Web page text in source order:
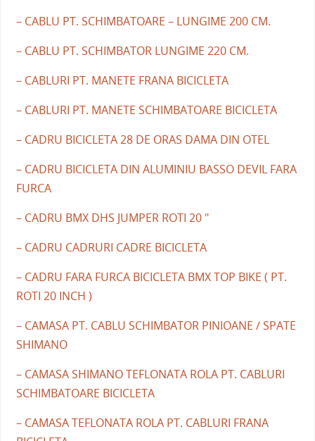
– CABLU PT. SCHIMBATOARE – LUNGIME 200 CM.
– CABLU PT. SCHIMBATOR LUNGIME 220 CM.
– CABLURI PT. MANETE FRANA BICICLETA
– CABLURI PT. MANETE SCHIMBATOARE BICICLETA
– CADRU BICICLETA 28 DE ORAS DAMA DIN OTEL
– CADRU BICICLETA DIN ALUMINIU BASSO DEVIL FARA
FURCA
– CADRU BMX DHS JUMPER ROTI 20 "
– CADRU CADRURI CADRE BICICLETA
– CADRU FARA FURCA BICICLETA BMX TOP BIKE ( PT.
ROTI 20 INCH )
– CAMASA PT. CABLU SCHIMBATOR PINIOANE / SPATE
SHIMANO
– CAMASA SHIMANO TEFLONATA ROLA PT. CABLURI
SCHIMBATOARE BICICLETA
– CAMASA TEFLONATA ROLA PT. CABLURI FRANA